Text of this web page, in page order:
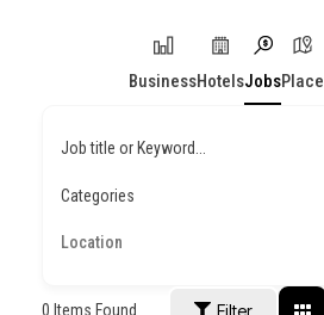
BusinessHotelsJobsPlace
Job title or Keyword...
Categories
0 Items Found Filter